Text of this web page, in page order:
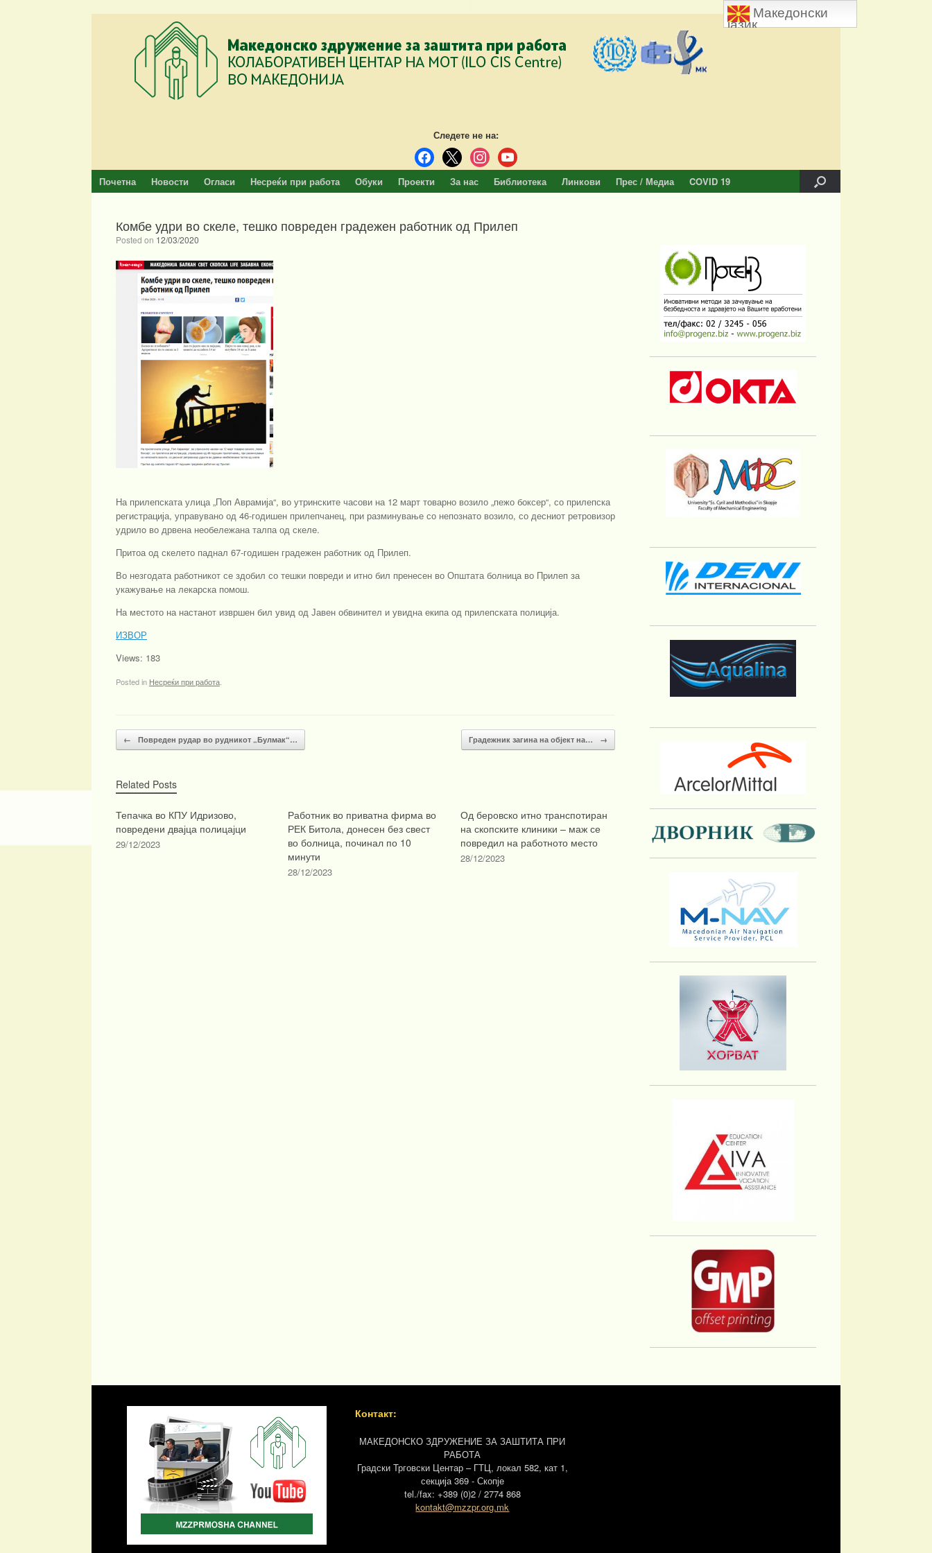
Следете не на:
facebook
x instagramyoutube
Почетна Новости Огласи Несреќи при работа Обуки Проекти За нас Библиотека Линкови Прес / Медиа COVID 19
Комбе удри во скеле, тешко повреден градежен работник од Прилеп
Posted on 12/03/2020
На прилепската улица „Поп Аврамија“, во утринските часови на 12 март товарно возило „пежо боксер“, со прилепска
регистрација, управувано од 46-годишен прилепчанец, при разминување со непознато возило, со десниот ретровизор
удрилo во дрвена необележана талпа од скеле.
Притоа од скелето паднал 67-годишен градежен работник од Прилеп.
Во незгодата работникот се здобил со тешки повреди и итно бил пренесен во Општата болница во Прилеп за
укажување на лекарска помош.
На местото на настанот извршен бил увид од Јавен обвинител и увидна екипа од прилепската полиција.
ИЗВОР
Views: 183
Posted in Несреќи при работа.
Post navigation
← Повреден рудар во рудникот „Булмак“… Градежник загина на објект на… →
Related Posts
Тепачка во КПУ Идризово,
повредени двајца полицајци
29/12/2023
Работник во приватна фирма во
РЕК Битола, донесен без свест
во болница, починал по 10
минути
28/12/2023
Од беровско итно транспотиран
на скопските клиники – маж се
повредил на работното место
28/12/2023
Контакт:
МАКЕДОНСКО ЗДРУЖЕНИЕ ЗА ЗАШТИТА ПРИ
РАБОТА
Градски Трговски Центар – ГТЦ, локал 582, кат 1,
секција 369 - Скопје
tel./fax: +389 (0)2 / 2774 868
kontakt@mzzpr.org.mk
Македонски
јазик